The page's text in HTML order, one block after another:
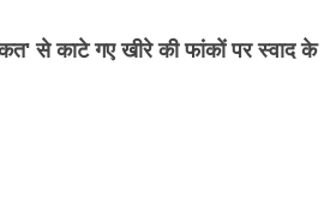
से काटे गए खीरे की फांकों पर स्वाद के